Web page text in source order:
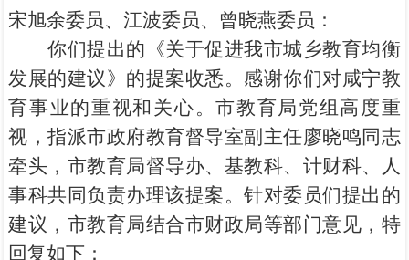
宋旭余委员、江波委员、曾晓燕委员：
你们提出的《关于促进我市城乡教育均衡
发展的建议》的提案收悉。感谢你们对咸宁教
育事业的重视和关心。市教育局党组高度重
视，指派市政府教育督导室副主任廖晓鸣同志
牵头，市教育局督导办、基教科、计财科、人
事科共同负责办理该提案。针对委员们提出的
建议，市教育局结合市财政局等部门意见，特
回复如下：